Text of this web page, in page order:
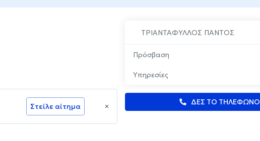
ΤΡΙΑΝΤΑΦΥΛΛΟΣ ΠΑΝΤΟΣ
Πρόσβαση
Υπηρεσίες
ΔΕΣ ΤΟ ΤΗΛΕΦΩΝΟ
Στείλε αίτημα